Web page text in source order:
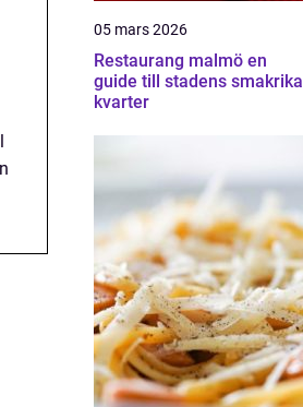
05 mars 2026
Restaurang malmö en
guide till stadens smakrika
kvarter